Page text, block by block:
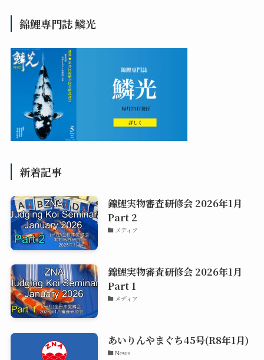
錦鯉専門誌 鱗光
新着記事
錦鯉実物審査研修会 2026年1月
Part 2
メディア
錦鯉実物審査研修会 2026年1月
Part 1
メディア
あいりんやまぐち45号(R8年1月)
News